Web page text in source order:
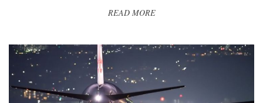
READ MORE